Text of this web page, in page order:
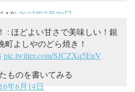
2017年7月20日
: ほどよい甘さで美味しい！銀
町よしやのどら焼き！
pic.twitter.com/SJCZXq5EuV
ものを書いてみる
年6月14日